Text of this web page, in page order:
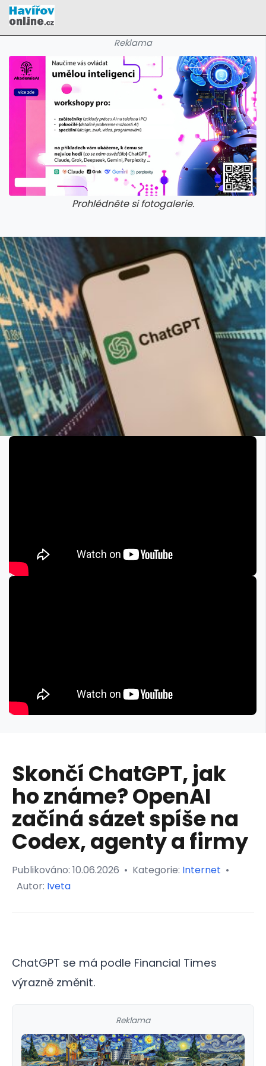
Reklama
Prohlédněte si fotogalerie.
Skončí ChatGPT, jak
ho známe? OpenAI
začíná sázet spíše na
Codex, agenty a firmy
Publikováno: 10.06.2026 • Kategorie: Internet •
Autor: Iveta
ChatGPT se má podle Financial Times
výrazně změnit.
Reklama